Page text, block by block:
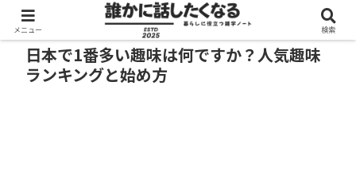
日本で1番多い趣味は何ですか？人気趣味
ランキングと始め方
メニュー 検索